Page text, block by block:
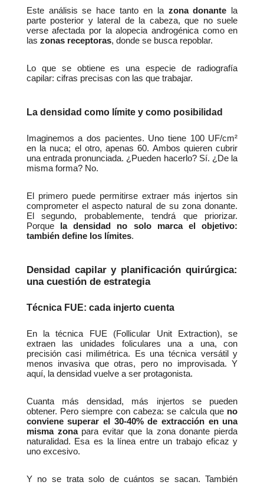
Este análisis se hace tanto en la zona donante la
parte posterior y lateral de la cabeza, que no suele
verse afectada por la alopecia androgénica como en
las zonas receptoras, donde se busca repoblar.
Lo que se obtiene es una especie de radiografía
capilar: cifras precisas con las que trabajar.
La densidad como límite y como posibilidad
Imaginemos a dos pacientes. Uno tiene 100 UF/cm²
en la nuca; el otro, apenas 60. Ambos quieren cubrir
una entrada pronunciada. ¿Pueden hacerlo? Sí. ¿De la
misma forma? No.
El primero puede permitirse extraer más injertos sin
comprometer el aspecto natural de su zona donante.
El segundo, probablemente, tendrá que priorizar.
Porque
la densidad no solo marca el objetivo:
también define los límites.
Densidad capilar y planificación quirúrgica:
una cuestión de estrategia
Técnica FUE: cada injerto cuenta
En la técnica FUE (Follicular Unit Extraction), se
extraen las unidades foliculares una a una, con
precisión casi milimétrica. Es una técnica versátil y
menos invasiva que otras, pero no improvisada. Y
aquí, la densidad vuelve a ser protagonista.
Cuanta más densidad, más injertos se pueden
obtener. Pero siempre con cabeza: se calcula que no
conviene superar el 30-40% de extracción en una
misma zona para evitar que la zona donante pierda
naturalidad. Esa es la línea entre un trabajo eficaz y
uno excesivo.
Y no se trata solo de cuántos se sacan. También